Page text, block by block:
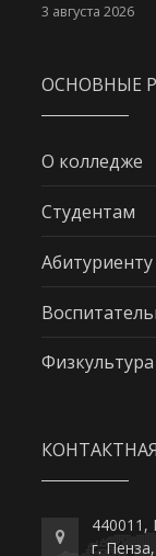
3 августа 2026
ОСНОВНЫЕ
О колледже
Студентам
Абитуриенту
440011,
г.